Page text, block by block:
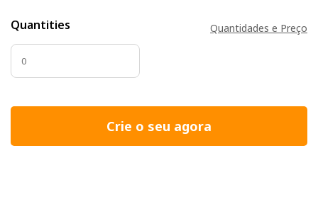
Quantities Quantidades e Preço
Crie o seu agora